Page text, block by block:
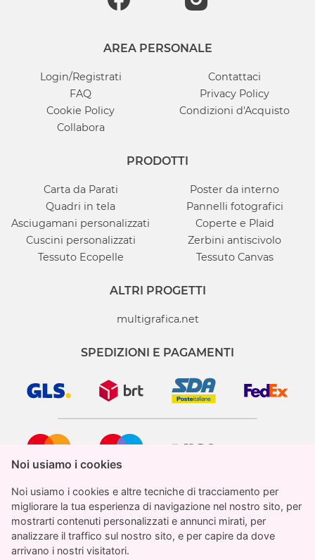
Noi usiamo i cookies
Noi usiamo i cookies e altre tecniche di tracciamento per
migliorare la tua esperienza di navigazione nel nostro sito, per
mostrarti contenuti personalizzati e annunci mirati, per
analizzare il traffico sul nostro sito, e per capire da dove
arrivano i nostri visitatori.
Noi usiamo i cookies
Noi usiamo i cookies e altre tecniche di tracciamento per
migliorare la tua esperienza di navigazione nel nostro sito, per
mostrarti contenuti personalizzati e annunci mirati, per
analizzare il traffico sul nostro sito, e per capire da dove
arrivano i nostri visitatori.
AREA PERSONALE
Login/Registrati
Contattaci
FAQ
Privacy Policy
Cookie Policy
Condizioni d'Acquisto
Collabora
PRODOTTI
Carta da Parati
Poster da interno
Quadri in tela
Pannelli fotografici
Asciugamani personalizzati
Coperte e Plaid
Cuscini personalizzati
Zerbini antiscivolo
Tessuto Ecopelle
Tessuto Canvas
ALTRI PROGETTI
multigrafica.net
SPEDIZIONI E PAGAMENTI
StampaParati.it è un marchio registrato di proprietà